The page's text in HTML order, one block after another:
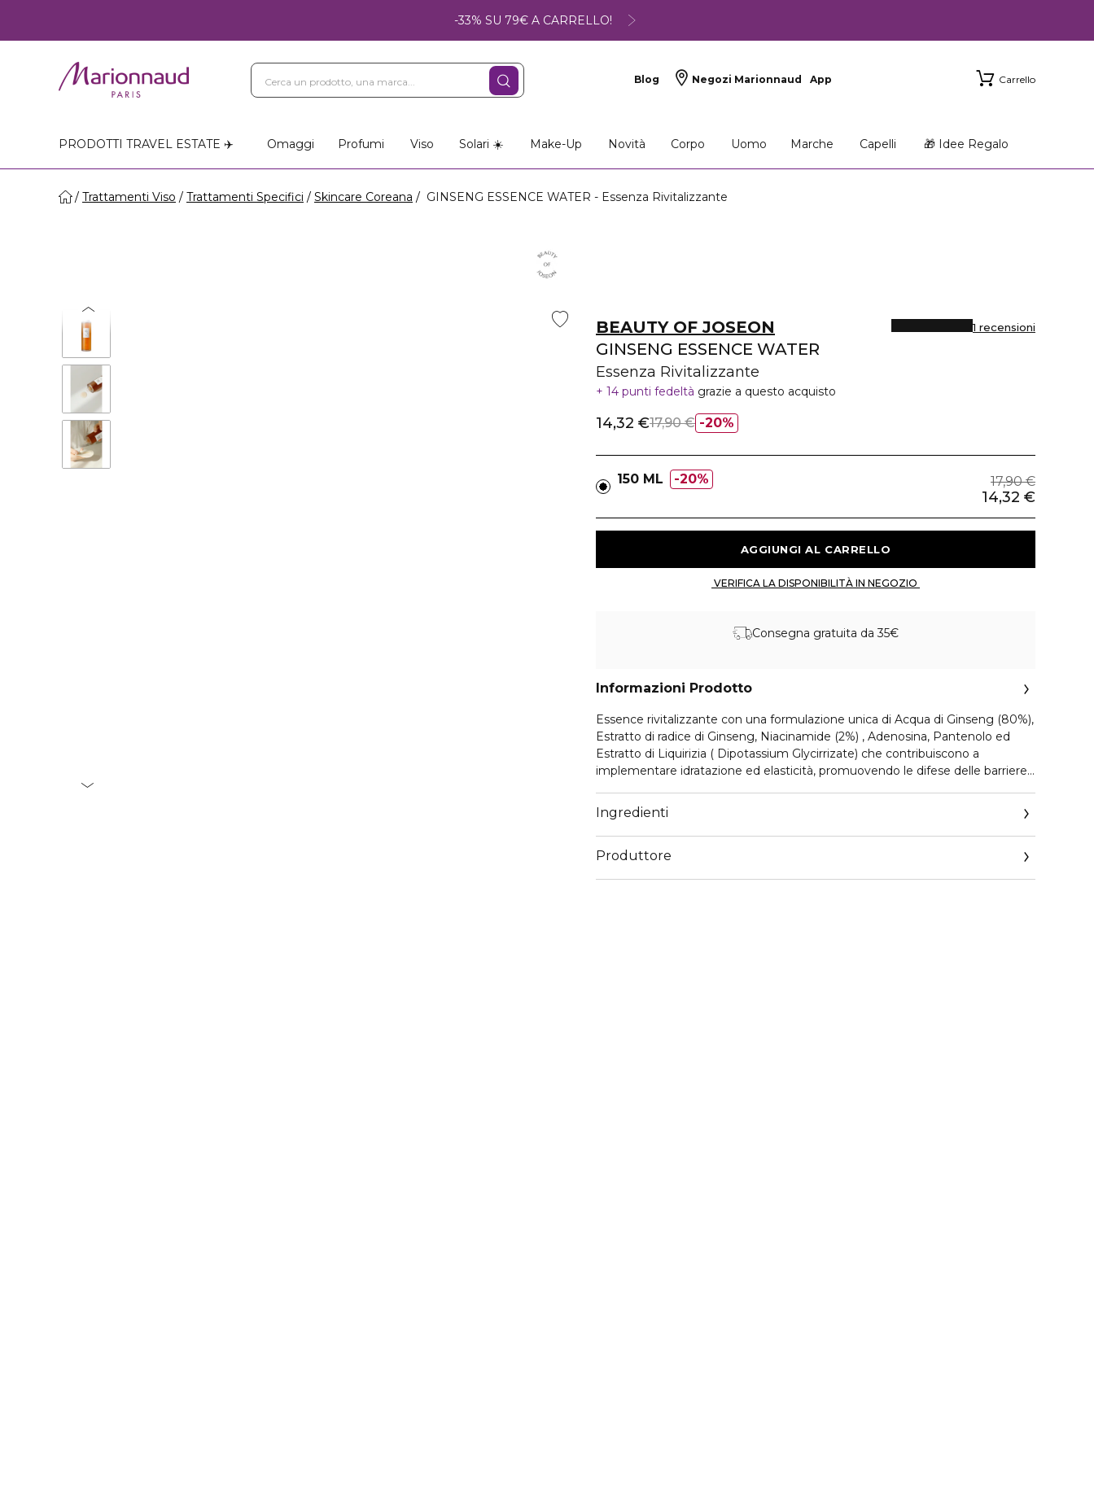
-33% SU 79€ A CARRELLO!
Blog Negozi Marionnaud App Carrello
PRODOTTI TRAVEL ESTATE ✈️ Omaggi Profumi Viso Solari ☀️ Make-Up Novità Corpo Uomo Marche Capelli 🎁 Idee Regalo
Trattamenti Viso Trattamenti Specifici Skincare Coreana GINSENG ESSENCE WATER - Essenza Rivitalizzante
BEAUTY OF JOSEON
GINSENG ESSENCE WATER
Essenza Rivitalizzante
1 recensioni
14 punti fedeltà grazie a questo acquisto
20%
14,32 €17,90 €
150 ML 20% 17,90 €
14,32 €
Consegna gratuita da 35€
Informazioni Prodotto
Essence rivitalizzante con una formulazione unica di Acqua di Ginseng (80%),
Estratto di radice di Ginseng, Niacinamide (2%) , Adenosina, Pantenolo ed
Estratto di Liquirizia ( Dipotassium Glycirrizate) che contribuiscono a
implementare idratazione ed elasticità, promuovendo le difese delle barriere
vitale; anche le pelli spente e opache ritroveranno una nuova luminosità,
compatezza e turgore
Ingredienti
Produttore